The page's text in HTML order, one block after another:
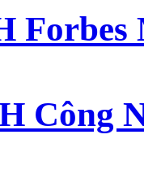
Công